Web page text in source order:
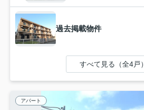
過去掲載物件
すべて見る（全4戸）
アパート